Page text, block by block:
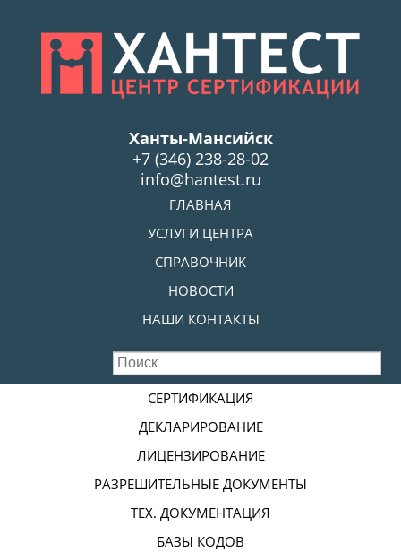
Ханты-Мансийск
+7 (346) 238-28-02
info@hantest.ru
ГЛАВНАЯ
УСЛУГИ ЦЕНТРА
СПРАВОЧНИК
НОВОСТИ
НАШИ КОНТАКТЫ
СЕРТИФИКАЦИЯ
ДЕКЛАРИРОВАНИЕ
ЛИЦЕНЗИРОВАНИЕ
РАЗРЕШИТЕЛЬНЫЕ ДОКУМЕНТЫ
ТЕХ. ДОКУМЕНТАЦИЯ
БАЗЫ КОДОВ